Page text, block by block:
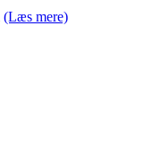
(Læs mere)